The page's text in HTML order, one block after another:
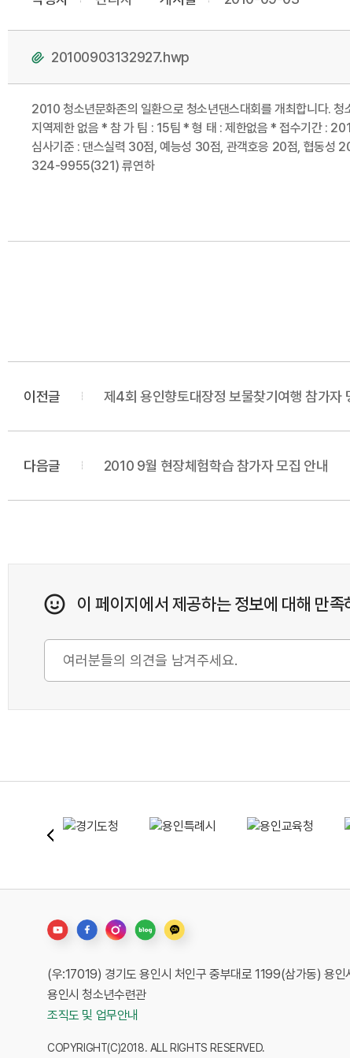
20100903132927.hwp
2010 청소년문화존의 일환으로 청소년댄스대회를 개최합니다.
지역제한 없음 * 참 가 팀 : 15팀 * 형 태 : 제한없음 * 접수기간 :
심사기준 : 댄스실력 30점, 예능성 30점, 관객호응 20점, 협동성
324-9955(321) 류연하
이전글 제4회 용인향토대장정 보물찾기여행 참가자
다음글 2010 9월 현장체험학습 참가자 모집 안내
이 페이지에서 제공하는 정보에 대해 만
(우:17019) 경기도 용인시 처인구 중부대로 1199(삼가동) 용인
용인시 청소년수련관
조직도 및 업무안내
COPYRIGHT(C)2018. ALL RIGHTS RESERVED.